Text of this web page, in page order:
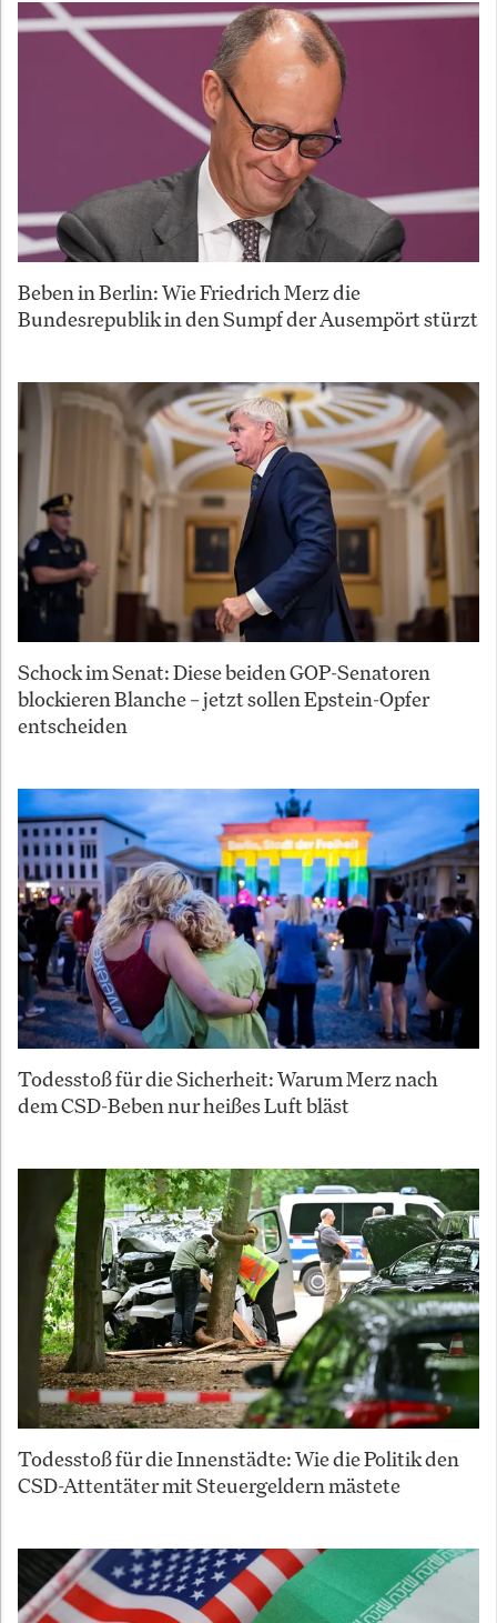
Beben in Berlin: Wie Friedrich Merz die
Bundesrepublik in den Sumpf der Ausempört stürzt
Schock im Senat: Diese beiden GOP-Senatoren
blockieren Blanche – jetzt sollen Epstein-Opfer
entscheiden
Todesstoß für die Sicherheit: Warum Merz nach
dem CSD-Beben nur heißes Luft bläst
Todesstoß für die Innenstädte: Wie die Politik den
CSD-Attentäter mit Steuergeldern mästete